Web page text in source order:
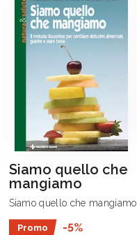
Siamo quello che
mangiamo
Siamo quello che mangiamo.
Promo -5%